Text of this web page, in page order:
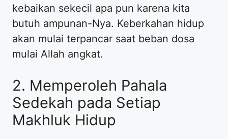
kebaikan sekecil apa pun karena kita
butuh ampunan-Nya. Keberkahan hidup
akan mulai terpancar saat beban dosa
mulai Allah angkat.
2. Memperoleh Pahala
Sedekah pada Setiap
Makhluk Hidup